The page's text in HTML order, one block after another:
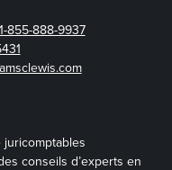
1-855-888-9937
conseils d’experts en